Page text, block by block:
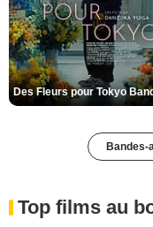
Bandes-
Top films au